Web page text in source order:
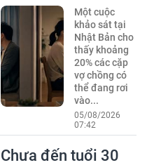
Một cuộc
khảo sát tại
Nhật Bản cho
thấy khoảng
20% các cặp
vợ chồng có
thể đang rơi
vào...
05/08/2026
07:42
Chưa đến tuổi 30